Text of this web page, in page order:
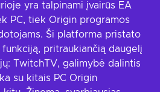
yra talpinami įvairūs EA
PC, tiek Origin programos
Ši platforma pristato
pritraukiančią daugelį
TwitchTV, galimybė dalintis
su kitais PC Origin